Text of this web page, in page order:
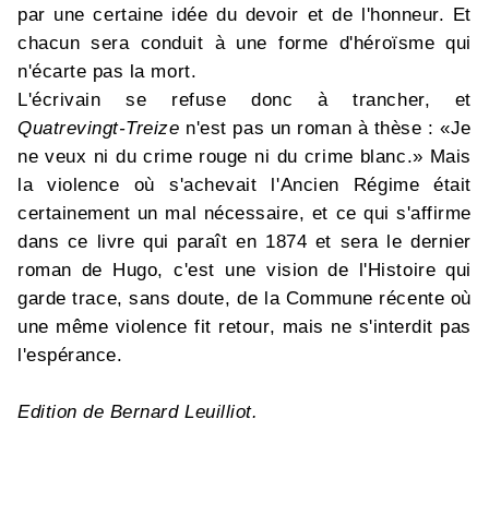
par une certaine idée du devoir et de l'honneur. Et
chacun sera conduit à une forme d'héroïsme qui
n'écarte pas la mort.
L'écrivain se refuse donc à trancher, et
Quatrevingt-Treize n'est pas un roman à thèse : «Je
ne veux ni du crime rouge ni du crime blanc.» Mais
la violence où s'achevait l'Ancien Régime était
certainement un mal nécessaire, et ce qui s'affirme
dans ce livre qui paraît en 1874 et sera le dernier
roman de Hugo, c'est une vision de l'Histoire qui
garde trace, sans doute, de la Commune récente où
une même violence fit retour, mais ne s'interdit pas
l'espérance.
Edition de Bernard Leuilliot.